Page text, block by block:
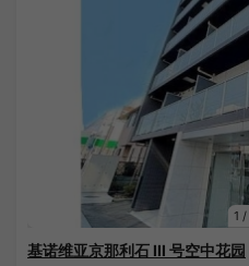
1 /
基诺维亚京那利石 III 号空中花园